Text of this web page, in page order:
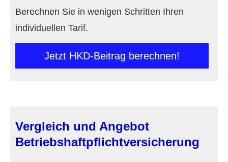
Berechnen Sie in wenigen Schritten Ihren
individuellen Tarif.
Jetzt HKD-Beitrag berechnen!
Vergleich und Angebot
Betriebshaftpflichtversicherung